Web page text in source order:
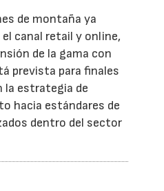
de montaña ya
canal retail y online,
de la gama con
prevista para finales
la estrategia de
hacia estándares de
dentro del sector